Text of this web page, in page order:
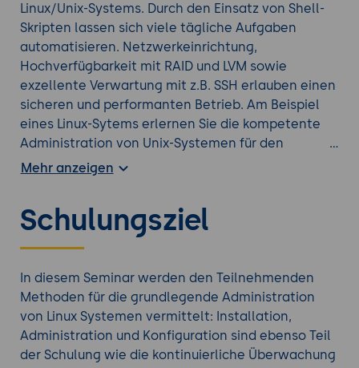
Linux/Unix-Systems. Durch den Einsatz von Shell-
Skripten lassen sich viele tägliche Aufgaben
automatisieren. Netzwerkeinrichtung,
Hochverfügbarkeit mit RAID und LVM sowie
exzellente Verwartung mit z.B. SSH erlauben einen
sicheren und performanten Betrieb. Am Beispiel
eines Linux-Sytems erlernen Sie die kompetente
Administration von Unix-Systemen für den
professionellen Einsatz.
Schulung
aus unserem Angebot.
Mehr anzeigen
Schulungsziel
In diesem Seminar werden den Teilnehmenden
Methoden für die grundlegende Administration
von Linux Systemen vermittelt: Installation,
Administration und Konfiguration sind ebenso Teil
der Schulung wie die kontinuierliche Überwachung